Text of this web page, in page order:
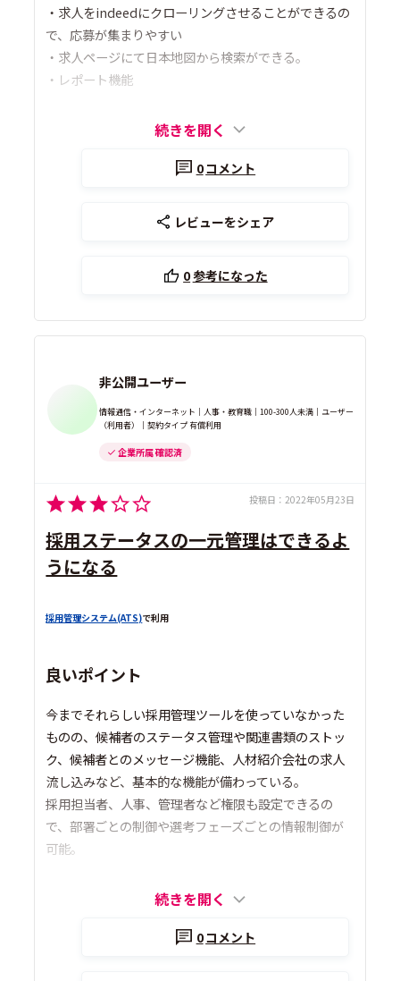
・求人をindeedにクローリングさせることができるの
で、応募が集まりやすい
・求人ページにて日本地図から検索ができる。
・レポート機能
続きを開く
0コメント
レビューをシェア
0参考になった
非公開ユーザー
情報通信・インターネット｜人事・教育職｜100-300人未満｜ユーザー
（利用者）｜契約タイプ 有償利用
企業所属 確認済
投稿日： 2022年05月23日
採用ステータスの一元管理はできるよ
うになる
採用管理システム(ATS)で利用
良いポイント
今までそれらしい採用管理ツールを使っていなかった
ものの、候補者のステータス管理や関連書類のストッ
ク、候補者とのメッセージ機能、人材紹介会社の求人
流し込みなど、基本的な機能が備わっている。
採用担当者、人事、管理者など権限も設定できるの
で、部署ごとの制御や選考フェーズごとの情報制御が
可能。
続きを開く
0コメント